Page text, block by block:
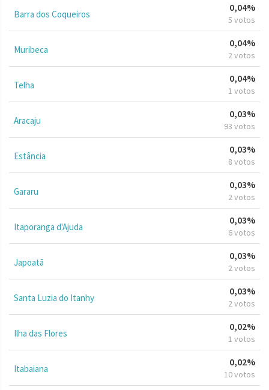
Barra dos Coqueiros
0,04%
5 votos
Muribeca
0,04%
2 votos
Telha
0,04%
1 votos
Aracaju
0,03%
93 votos
Estância
0,03%
8 votos
Gararu
0,03%
2 votos
Itaporanga d'Ajuda
0,03%
6 votos
Japoatã
0,03%
2 votos
Santa Luzia do Itanhy
0,03%
2 votos
Ilha das Flores
0,02%
1 votos
Itabaiana
0,02%
10 votos